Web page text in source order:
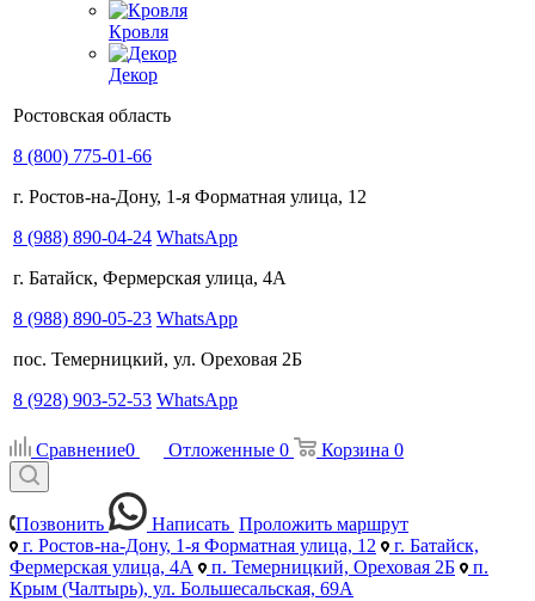
Кровля
Декор
Ростовская область
8 (800) 775-01-66
г. Ростов-на-Дону, 1-я Форматная улица, 12
8 (988) 890-04-24 WhatsApp
г. Батайск, Фермерская улица, 4А
8 (988) 890-05-23 WhatsApp
пос. Темерницкий, ул. Ореховая 2Б
8 (928) 903-52-53 WhatsApp
Сравнение0 Отложенные 0 Корзина 0
Позвонить Написать Проложить маршрут
г. Ростов-на-Дону, 1-я Форматная улица, 12
г. Батайск,
Фермерская улица, 4А
п. Темерницкий, Ореховая 2Б
п.
Крым (Чалтырь), ул. Большесальская, 69А